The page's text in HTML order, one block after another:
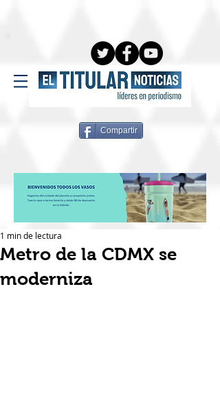
Compartir
Metro de la CDMX se
moderniza
1 min de lectura